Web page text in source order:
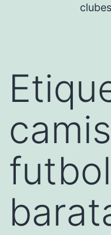
futbol